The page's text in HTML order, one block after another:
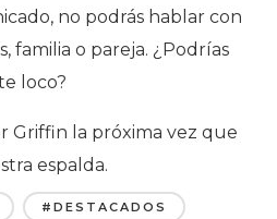
no podrás hablar con
familia o pareja. ¿Podrías
loco?
Griffin la próxima vez que
espalda.
#DESTACADOS